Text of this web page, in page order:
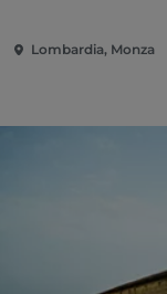
Lombardia, Monza